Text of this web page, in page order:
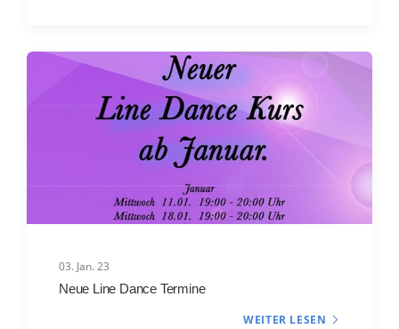
03. Jan. 23
Neue Line Dance Termine
WEITER LESEN